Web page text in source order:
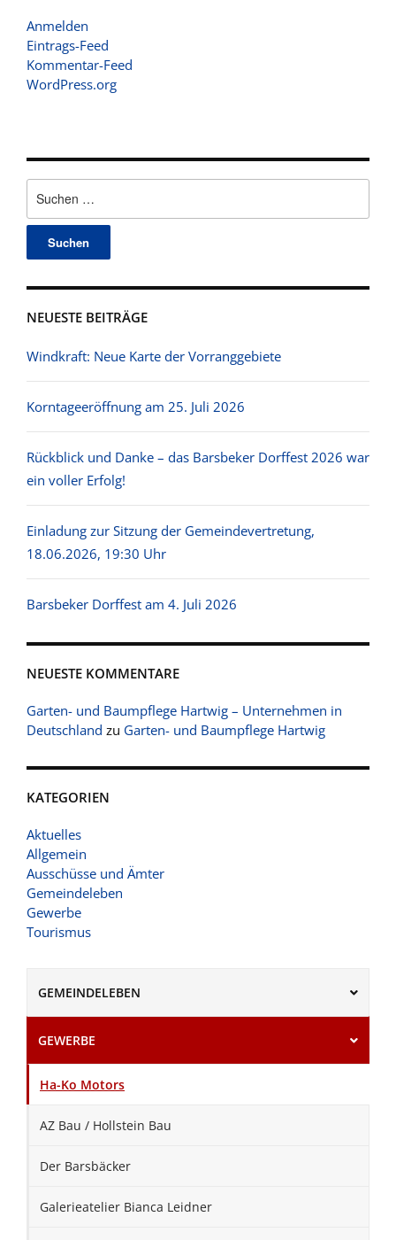
nach:
NEUESTE BEITRÄGE
Windkraft: Neue Karte der Vorranggebiete
Korntageeröffnung am 25. Juli 2026
Rückblick und Danke – das Barsbeker Dorffest 2026 war
ein voller Erfolg!
Einladung zur Sitzung der Gemeindevertretung,
18.06.2026, 19:30 Uhr
Barsbeker Dorffest am 4. Juli 2026
NEUESTE KOMMENTARE
Garten- und Baumpflege Hartwig – Unternehmen in
Deutschland zu Garten- und Baumpflege Hartwig
KATEGORIEN
Aktuelles
Allgemein
Ausschüsse und Ämter
Gemeindeleben
Gewerbe
Tourismus
GEMEINDELEBEN
GEWERBE
Ha-Ko Motors
AZ Bau / Hollstein Bau
Der Barsbäcker
Galerieatelier Bianca Leidner
Anmelden
Eintrags-Feed
Kommentar-Feed
WordPress.org